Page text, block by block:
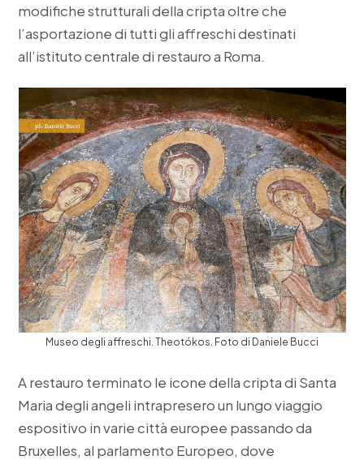
modifiche strutturali della cripta oltre che
l’asportazione di tutti gli affreschi destinati
all’istituto centrale di restauro a Roma.
Museo degli affreschi. Theotókos. Foto di Daniele Bucci
A restauro terminato le icone della cripta di Santa
Maria degli angeli intrapresero un lungo viaggio
espositivo in varie città europee passando da
Bruxelles, al parlamento Europeo, dove